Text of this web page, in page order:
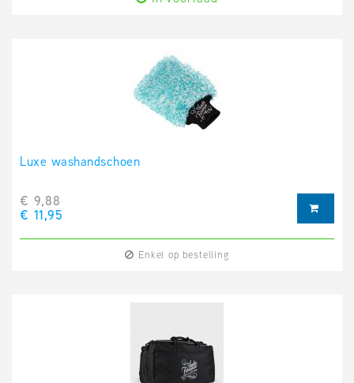
Luxe washandschoen
€ 9,88
€ 11,95
Enkel op bestelling